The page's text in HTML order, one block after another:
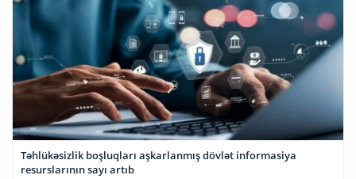
Təhlükəsizlik boşluqları aşkarlanmış dövlət informasiya
resurslarının sayı artıb